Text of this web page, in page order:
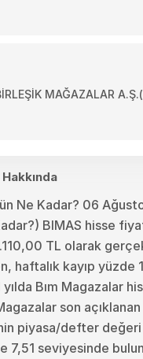
MAĞAZALAR
Ne Kadar? 06
BIMAS hisse
TL olarak
kayıp yüzde
Bım Magazalar
son
piyasa/defter
7,51 seviyesinde